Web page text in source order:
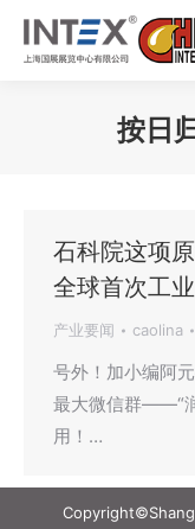
按日
石科院这项
全球首次工
产业要闻 caolina
号外！加小编阿
最大微信群——“
用！…